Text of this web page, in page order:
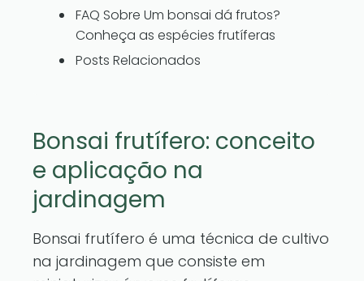
FAQ Sobre Um bonsai dá frutos?
Conheça as espécies frutíferas
Posts Relacionados
Bonsai frutífero: conceito
e aplicação na
jardinagem
Bonsai frutífero é uma técnica de cultivo
na jardinagem que consiste em